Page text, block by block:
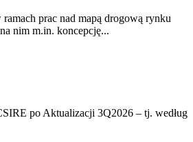
prac nad mapą drogową rynku
nim m.in. koncepcję...
po Aktualizacji 3Q2026 – tj. według